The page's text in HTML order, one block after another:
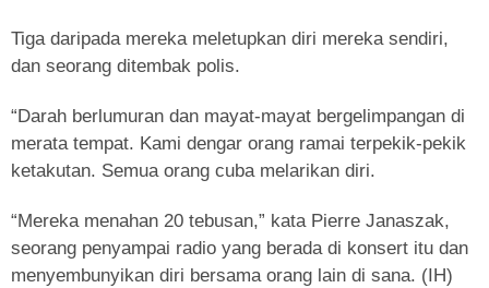
Tiga daripada mereka meletupkan diri mereka sendiri,
dan seorang ditembak polis.
“Darah berlumuran dan mayat-mayat bergelimpangan di
merata tempat. Kami dengar orang ramai terpekik-pekik
ketakutan. Semua orang cuba melarikan diri.
“Mereka menahan 20 tebusan,” kata Pierre Janaszak,
seorang penyampai radio yang berada di konsert itu dan
menyembunyikan diri bersama orang lain di sana. (IH)